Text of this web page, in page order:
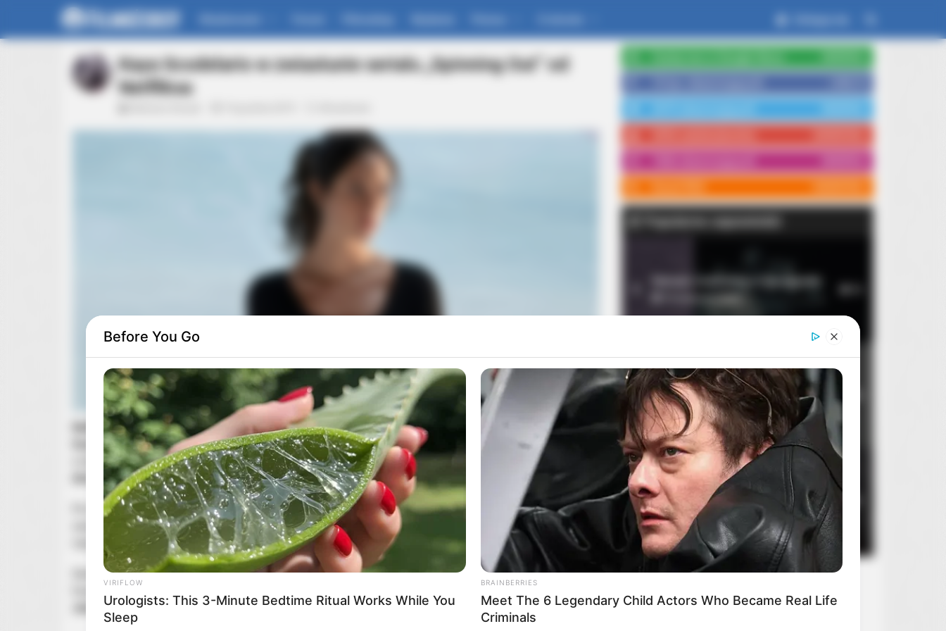
Kaya Scodelario w zwiastunie serialu „Spinning Out” od
Netfliksa
Netflixpokazałpierwszy zwiastunswojego nowego serialu „Spinning Out ”, którego gwiazdą jestKaya
Scodelario znana między innymi z występu w ostatniej części serii „Piraci z Karaibów
”. Aktorka wcieli się
w łyżwiarkę o imieniu Kat, która w walce o marzenia musi zmierzyć sięz osobistymi demonami
dramatami na lodowisku.
Po tragicznym wypadku, który stawia pod znakiem zapytania jej karierę łyżwiarską, Kat Baker dostaje
szansę na spełnienie olimpijskich marzeń, ryzykując jednak zarazem utratę wszystkiego, co
Serial „Spinning Out” zadebiutuje na platformieNetflixjuż1 stycznia 2020 roku
. Pierwszy sezon będzie
January JonesiWill Kemp.
Rękopis znaleziony w Saragossie
2
Dom dobry
14 sierpnia 2026
3
Stan zagrożenia
10 sierpnia 2026
Before You Go
VIRIFLOW
Urologists: This 3-Minute Bedtime Ritual Works While You
Sleep
BRAINBERRIES
Meet The 6 Legendary Child Actors Who Became Real Life
Criminals
Sensational Seductress: Demi Moore's Most Scandalous
Performances
It Might Be Quentin Tarantino's Last Movie
BRAINBERRIES
8 Movies Based On Real Stories That
Give Us Shivers
BRAINBERRIES
The Monster Snake That Makes
Anacondas Look Tiny!
These 6 Movies Were So Bad That